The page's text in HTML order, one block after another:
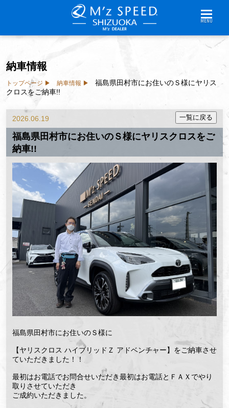
MENU
納車情報
トップページ 納車情報
福島県田村市にお住いのＳ様にヤリス
クロスをご納車!!
2026.06.19
福島県田村市にお住いのＳ様にヤリスクロスをご
納車!!
福島県田村市にお住いのＳ様に
【ヤリスクロス ハイブリッドＺ アドベンチャー】をご納車させ
ていただきました！！
最初はお電話でお問合せいただき最初はお電話とＦＡＸでやり
取りさせていただき
ご成約いただきました。